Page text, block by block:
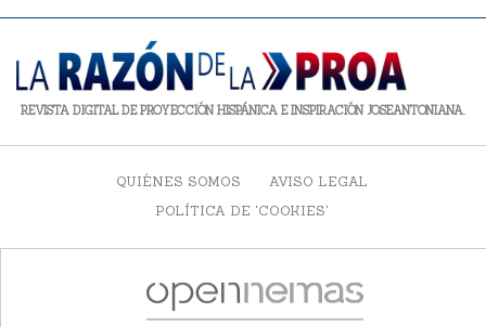
REVISTA DIGITAL DE PROYECCIÓN HISPÁNICA E INSPIRACIÓN JOSEANTONIANA.
QUIÉNES SOMOS
AVISO LEGAL
POLÍTICA DE 'COOKIES'